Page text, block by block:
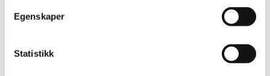
Egenskaper
Statistikk
Slik forhindrer du at informasjonskapsler
Du kan slette informasjonskapsler fra din harddisk når som